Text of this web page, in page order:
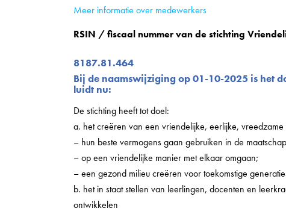
Meer informatie over medewerkers
RSIN / fiscaal nummer van de stichting
8187.81.464
Bij de naamswijziging op 01-10-2025 is het
luidt nu:
De stichting heeft tot doel:
a. het creëren van een vriendelijke, eerlijke,
– hun beste vermogens gaan gebruiken in de
– op een vriendelijke manier met elkaar omgaan;
– een gezond milieu creëren voor toekomstige
b. het in staat stellen van leerlingen, docenten en
ontwikkelen